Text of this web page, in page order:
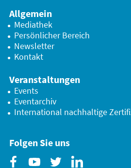
Allgemein
Mediathek
Persönlicher Bereich
Newsletter
Kontakt
Veranstaltungen
Events
Eventarchiv
International nachhaltige
Folgen Sie uns